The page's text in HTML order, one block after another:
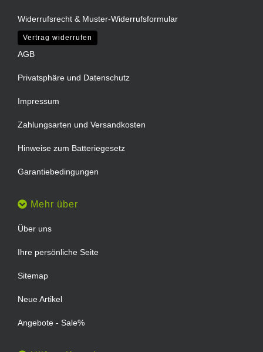
Widerrufsrecht & Muster-Widerrufsformular
Vertrag widerrufen
AGB
Privatsphäre und Datenschutz
Impressum
Zahlungsarten und Versandkosten
Hinweise zum Batteriegesetz
Garantiebedingungen
Mehr über
Über uns
Ihre persönliche Seite
Sitemap
Neue Artikel
Angebote - Sale%